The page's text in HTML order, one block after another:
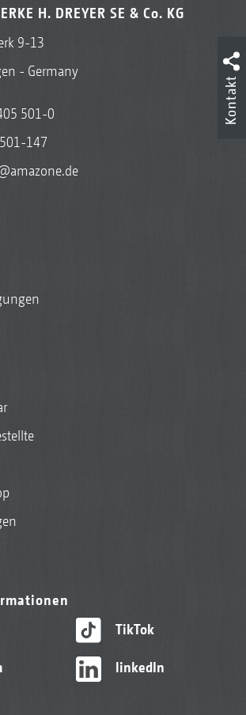
H. DREYER SE & Co. KG
9-13
- Germany
501-0
147
TikTok
linkedIn
Kontakt